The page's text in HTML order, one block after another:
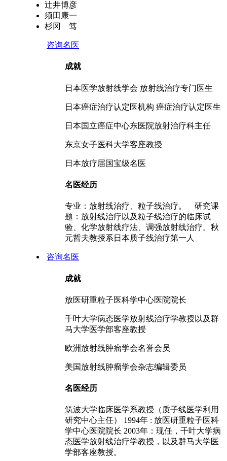
辻井博彦
须田康一
杉冈 笃
咨询名医
成就
日本医学放射线学会 放射线治疗专门医生
日本癌症治疗认定医机构 癌症治疗认定医生
日本国立癌症中心东医院放射治疗科主任
东京女子医科大学客座教授
日本放疗届国宝级名医
名医经历
专业：放射线治疗、粒子线治疗。 研究课
题：放射线治疗以及粒子线治疗的临床试
验、化学放射线疗法、调强放射线治疗。秋
元哲夫教授系日本质子线治疗第一人
咨询名医
成就
放医研重粒子医科学中心医院院长
千叶大学病态医学放射线治疗学教授以及群
马大学医学部客座教授
欧洲放射线肿瘤学会名誉会员
美国放射线肿瘤学会杂志编辑委员
名医经历
筑波大学临床医学系教授（质子线医学利用
研究中心主任） 1994年 : 放医研重粒子医科
学中心医院院长 2003年：现任，千叶大学病
态医学放射线治疗学教授，以及群马大学医
学部客座教授。